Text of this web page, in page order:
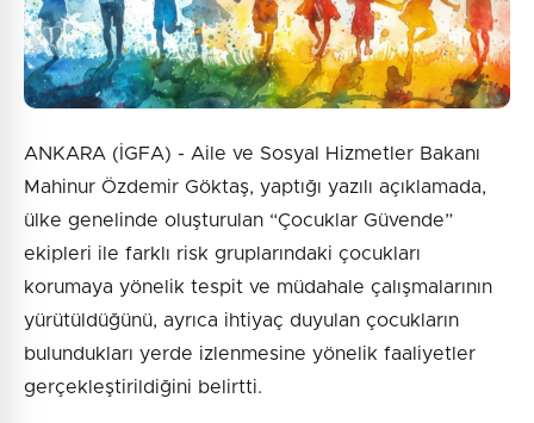
ANKARA (İGFA) - Aile ve Sosyal Hizmetler Bakanı
Mahinur Özdemir Göktaş, yaptığı yazılı açıklamada,
ülke genelinde oluşturulan “Çocuklar Güvende”
ekipleri ile farklı risk gruplarındaki çocukları
korumaya yönelik tespit ve müdahale çalışmalarının
yürütüldüğünü, ayrıca ihtiyaç duyulan çocukların
bulundukları yerde izlenmesine yönelik faaliyetler
gerçekleştirildiğini belirtti.